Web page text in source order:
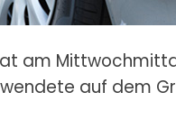
am
auf dem